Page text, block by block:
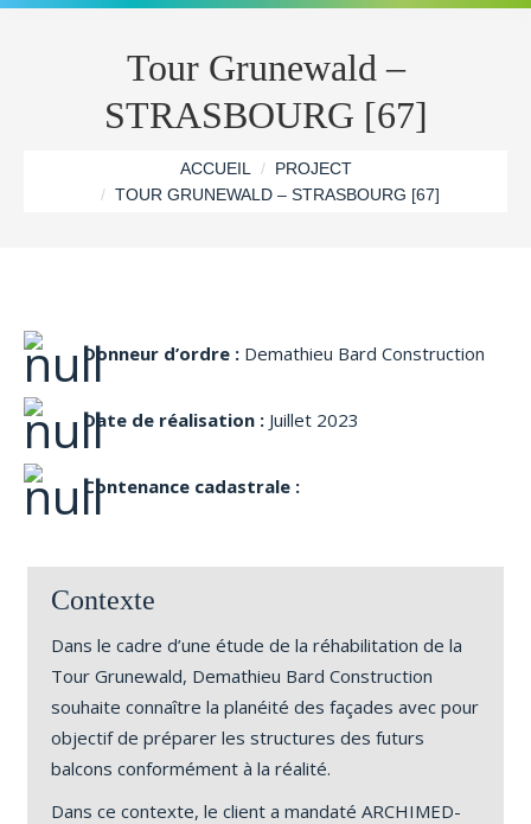
Tour Grunewald –
STRASBOURG [67]
ACCUEIL
PROJECT
TOUR GRUNEWALD – STRASBOURG [67]
Donneur d’ordre : Demathieu Bard Construction
Date de réalisation : Juillet 2023
Contenance cadastrale :
Contexte
Dans le cadre d’une étude de la réhabilitation de la
Tour Grunewald, Demathieu Bard Construction
souhaite connaître la planéité des façades avec pour
objectif de préparer les structures des futurs
balcons conformément à la réalité.
Dans ce contexte, le client a mandaté ARCHIMED-